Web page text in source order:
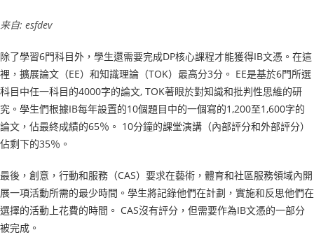
来自: esfdev
除了學習6門科目外，學生還需要完成DP核心課程才能獲得IB文憑。在這
裡，擴展論文（EE）和知識理論（TOK）最高分3分。 EE是基於6門所選
科目中任一科目的4000字的論文, TOK著眼於對知識和批判性思維的研
究。學生們根據IB每年設置的10個題目中的一個寫的1,200至1,600字的
論文，佔最終成績的65％。 10分鐘的課堂演講（內部評分和外部評分）
佔剩下的35％。
最後，創意，行動和服務（CAS）要求在藝術，體育和社區服務領域內開
展一項活動所需的最少時間。學生將記錄他們在計劃，實施和反思他們在
選擇的活動上花費的時間。 CAS沒有評分，但需要作為IB文憑的一部分
被完成。